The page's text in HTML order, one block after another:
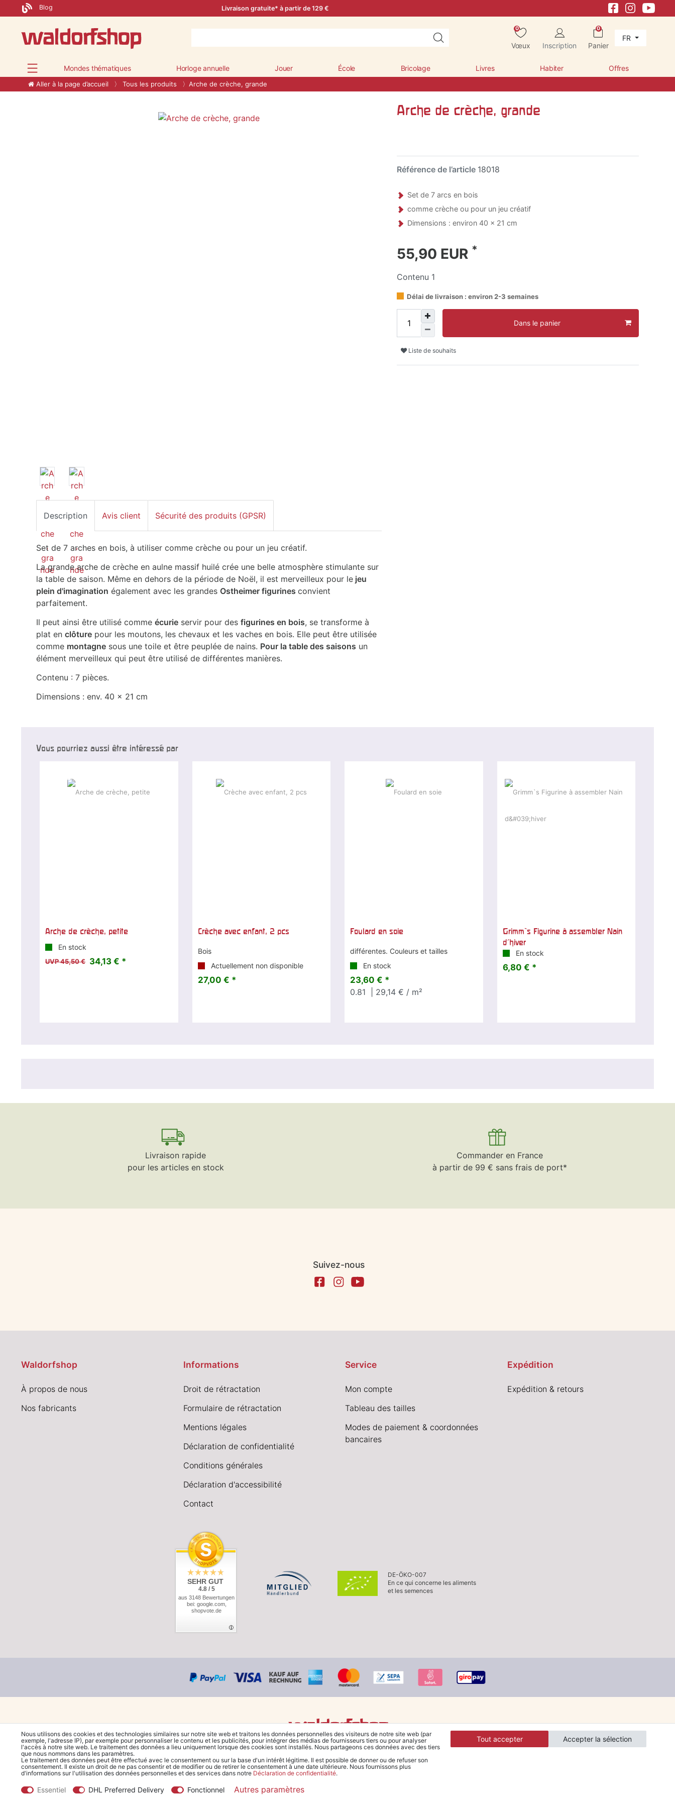
Blog Livraison gratuite* à partir de 129 €
0
Vœux Inscription
0
Panier
FR
Mondes thématiques Horloge annuelle Jouer École Bricolage Livres Habiter Offres
Aller à la page d’accueil Tous les produits Arche de crèche, grande
Arche de crèche, grande
Référence de l’article 18018
Set de 7 arcs en bois
comme crèche ou pour un jeu créatif
Dimensions : environ 40 x 21 cm
55,90 EUR *
Contenu 1
Délai de livraison : environ 2-3 semaines
Dans le panier
Liste de souhaits
Description Avis client Sécurité des produits (GPSR)
Set de 7 arches en bois, à utiliser comme crèche ou pour un jeu créatif.
La grande arche de crèche en aulne massif huilé crée une belle atmosphère stimulante sur
la table de saison. Même en dehors de la période de Noël, il est merveilleux pour le jeu
plein d'imagination également avec les grandes Ostheimer figurines convient
parfaitement.
Il peut ainsi être utilisé comme écurie servir pour des figurines en bois, se transforme à
plat en clôture pour les moutons, les chevaux et les vaches en bois. Elle peut être utilisée
comme montagne sous une toile et être peuplée de nains. Pour la table des saisons un
élément merveilleux qui peut être utilisé de différentes manières.
Contenu : 7 pièces.
Dimensions : env. 40 x 21 cm
Vous pourriez aussi être intéressé par
-25 %
Arche de crèche, petite
En stock
UVP 45,50 € 34,13 € *
Crèche avec enfant, 2 pcs
Bois
Actuellement non disponible
27,00 € *
Foulard en soie
différentes. Couleurs et tailles
En stock
23,60 € *
0.81
| 29,14 € / m²
Grimm`s Figurine à assembler Nain
d'hiver
En stock
6,80 € *
Livraison rapide
pour les articles en stock
Commander en France
à partir de 99 € sans frais de port*
Suivez-nous
Waldorfshop
À propos de nous
Nos fabricants
Informations
Droit de rétractation
Formulaire de rétractation
Mentions légales
Déclaration de confidentialité
Conditions générales
Déclaration d'accessibilité
Contact
Service
Mon compte
Tableau des tailles
Modes de paiement & coordonnées
bancaires
Expédition
Expédition & retours
SEHR GUT
4.8 / 5
aus 3148 Bewertungen
bei: google.com,
shopvote.de
DE-ÖKO-007
En ce qui concerne les aliments
et les semences
© Copyright 2026 Waldorfshop|Tous droits réservés.
*Commander en France à partir de 99 € sans frais de port
Nous utilisons des cookies et des technologies similaires sur notre site web et traitons les données personnelles des visiteurs de notre site web (par
exemple, l'adresse IP), par exemple pour personnaliser le contenu et les publicités, pour intégrer des médias de fournisseurs tiers ou pour analyser
l'accès à notre site web. Le traitement des données a lieu uniquement lorsque des cookies sont installés. Nous partageons ces données avec des tiers
que nous nommons dans les paramètres.
Le traitement des données peut être effectué avec le consentement ou sur la base d'un intérêt légitime. Il est possible de donner ou de refuser son
consentement. Il existe un droit de ne pas consentir et de modifier ou de retirer le consentement à une date ultérieure. Nous fournissons plus
d'informations sur l'utilisation des données personnelles et des services dans notre Déclaration de confidentialité.
Essentiel DHL Preferred Delivery Fonctionnel Autres paramètres
Tout accepter Accepter la sélection